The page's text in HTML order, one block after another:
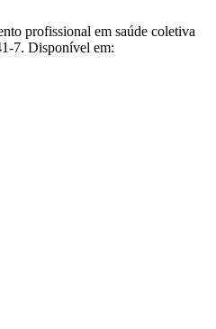
profissional em saúde coletiva
7. Disponível em: